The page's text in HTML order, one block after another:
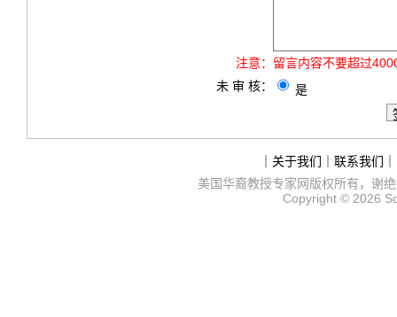
注意： 留言内容不要超过
未 审 核：
是
关于我们 联系我们
美国华裔教授专家网版权所有，谢
Copyright © 2026